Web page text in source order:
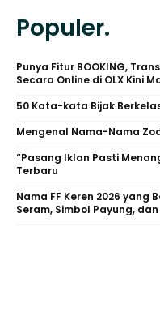
Populer.
Punya Fitur BOOKING,
Secara Online di OLX Kini
50 Kata-kata Bijak
Mengenal Nama-Nama
“Pasang Iklan Pasti
Terbaru
Nama FF Keren 2026 yang
Seram, Simbol Payung,